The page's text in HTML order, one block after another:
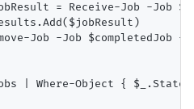
= Receive-Job -Job
Job -Job $completedJob -
| Where-Object {